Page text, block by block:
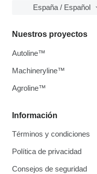
España / Español
Información
Términos y condiciones
Política de privacidad
Consejos de seguridad
Nuestros proyectos
Autoline™
Machineryline™
Agroline™